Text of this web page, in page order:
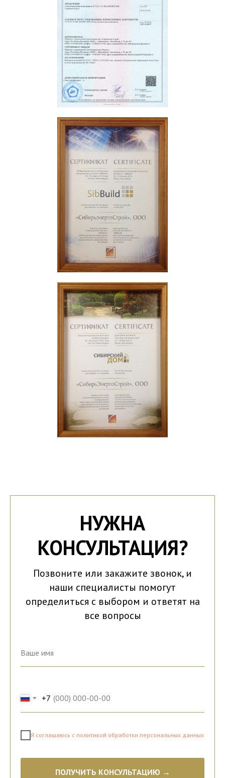
НУЖНА
КОНСУЛЬТАЦИЯ?
Позвоните или закажите звонок, и
наши специалисты помогут
определиться с выбором и ответят на
все вопросы
+7
Я соглашаюсь с политикой обработки персональных данных
ПОЛУЧИТЬ КОНСУЛЬТАЦИЮ →